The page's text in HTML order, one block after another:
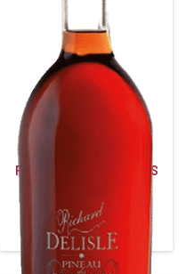
PINEAU DES CHARENTES
PINEAU DES CHARENTES
Alcohol content : 17,5°